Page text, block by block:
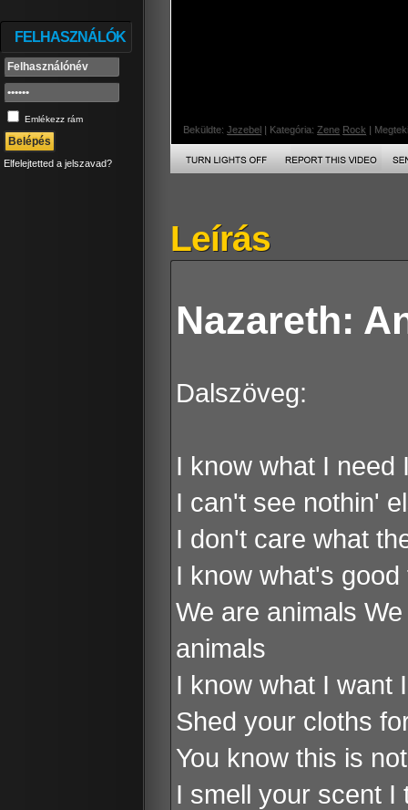
FELHASZNÁLÓK
Emlékezz rám
Elfelejtetted a jelszavad?
Beküldte: Jezebel | Kategória: Zene Rock |
Leírás
Nazareth:
Dalszöveg:
I know what I need
I can't see nothin'
I don't care what
I know what's
We are animals
animals
I know what I want
Shed your cloths
You know this is
I smell your scent I